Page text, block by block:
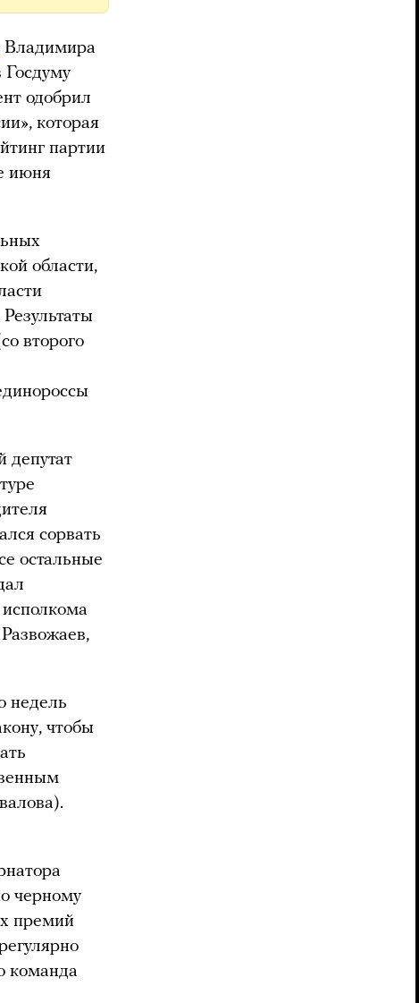
Владимира
Госдуму
одобрил
которая
партии
июня
области,
второго
депутат
сорвать
остальные
недель
чтобы
черному
премий
команда